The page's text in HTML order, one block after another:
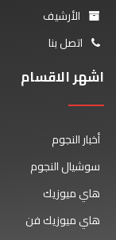
الأرشيف
اتصل بنا
اشهر الاقسام
أخبار النجوم
سوشيال النجوم
هاي ميوزيك
هاي ميوزيك فن